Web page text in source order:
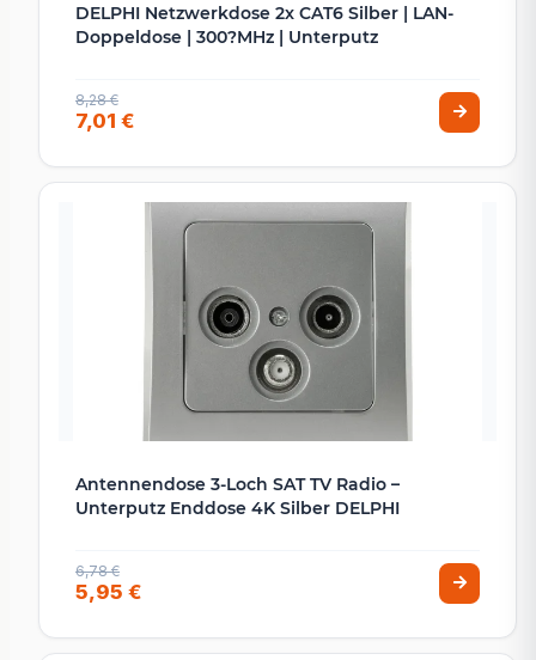
DELPHI Netzwerkdose 2x CAT6 Silber | LAN-
Doppeldose | 300?MHz | Unterputz
8,28 €
7,01 €
Antennendose 3-Loch SAT TV Radio –
Unterputz Enddose 4K Silber DELPHI
6,78 €
5,95 €